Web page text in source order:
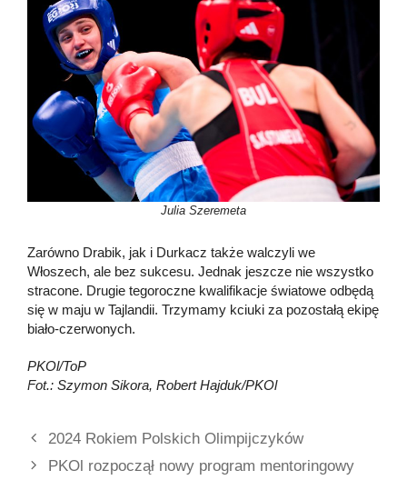
Julia Szeremeta
Zarówno Drabik, jak i Durkacz także walczyli we
Włoszech, ale bez sukcesu. Jednak jeszcze nie wszystko
stracone. Drugie tegoroczne kwalifikacje światowe odbędą
się w maju w Tajlandii. Trzymamy kciuki za pozostałą ekipę
biało-czerwonych.
PKOl/ToP
Fot.: Szymon Sikora, Robert Hajduk/PKOl
2024 Rokiem Polskich Olimpijczyków
PKOl rozpoczął nowy program mentoringowy